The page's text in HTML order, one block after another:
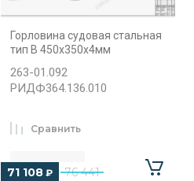
Горловина судовая стальная
тип B 450x350x4мм
263-01.092
РИДФ364.136.010
76 441
71 108 ₽
Сравнить